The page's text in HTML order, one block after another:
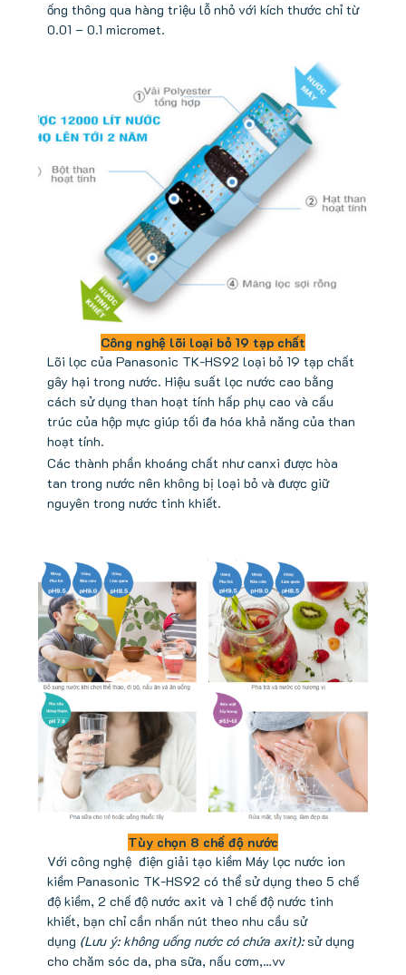
ống thông qua hàng triệu lỗ nhỏ với kích thước chỉ từ
0.01 – 0.1 micromet.
Công nghệ lõi loại bỏ 19 tạp chất
Lõi lọc của Panasonic TK-HS92 loại bỏ 19 tạp chất
gây hại trong nước. Hiệu suất lọc nước cao bằng
cách sử dụng than hoạt tính hấp phụ cao và cấu
trúc của hộp mực giúp tối đa hóa khả năng của than
hoạt tính.
Các thành phần khoáng chất như canxi được hòa
tan trong nước nên không bị loại bỏ và được giữ
nguyên trong nước tinh khiết.
Tùy chọn 8 chế độ nước
Với công nghệ điện giải tạo kiềm Máy lọc nước ion
kiềm Panasonic TK-HS92 có thể sử dụng theo 5 chế
độ kiềm, 2 chế độ nước axit và 1 chế độ nước tinh
khiết, bạn chỉ cần nhấn nút theo nhu cầu sử
dụng (Lưu ý: không uống nước có chứa axit):sử dụng
cho chăm sóc da, pha sữa, nấu cơm,…vv